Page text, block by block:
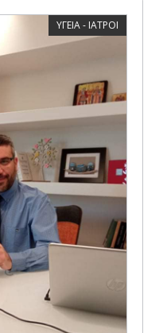
ΥΓΕΙΑ - ΙΑΤΡΟΙ